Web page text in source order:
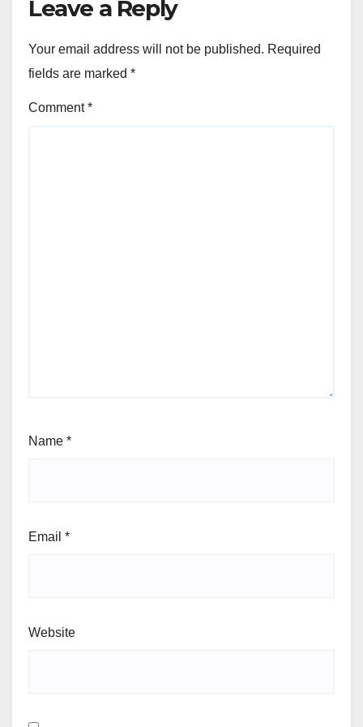
Leave a Reply
Your email address will not be published. Required
fields are marked *
Comment*
Name *
Email *
Website